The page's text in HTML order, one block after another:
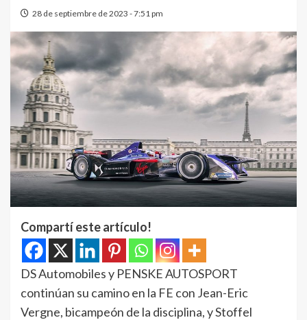
28 de septiembre de 2023 - 7:51 pm
Compartí este artículo!
DS Automobiles y PENSKE AUTOSPORT
continúan su camino en la FE con Jean-Eric
Vergne, bicampeón de la disciplina, y Stoffel